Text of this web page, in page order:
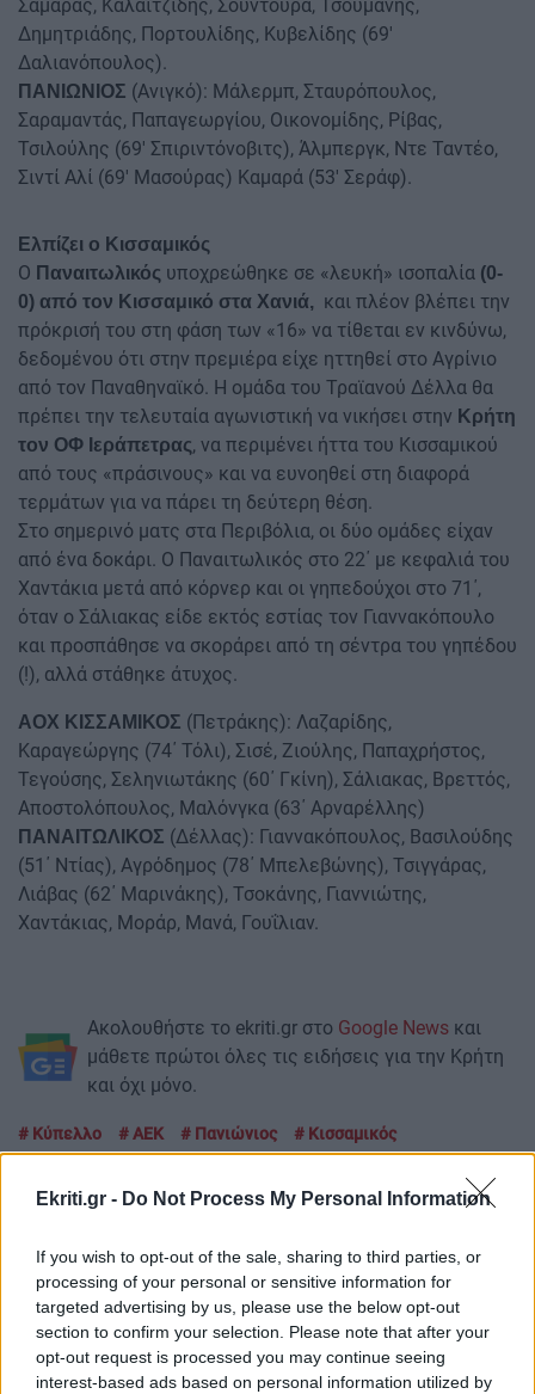
Ekriti.gr - Do Not Process My Personal Information
If you wish to opt-out of the sale, sharing to third parties, or
processing of your personal or sensitive information for
targeted advertising by us, please use the below opt-out
section to confirm your selection. Please note that after your
opt-out request is processed you may continue seeing
interest-based ads based on personal information utilized by
Σαμαράς, Καλαϊτζίδης, Σουντουρά, Τσουμάνης,
Δημητριάδης, Πορτουλίδης, Κυβελίδης (69'
Δαλιανόπουλος).
ΠΑΝΙΩΝΙΟΣ (Ανιγκό): Μάλερμπ, Σταυρόπουλος,
Σαραμαντάς, Παπαγεωργίου, Οικονομίδης, Ρίβας,
Τσιλούλης (69' Σπιριντόνοβιτς), Άλμπεργκ, Ντε Ταντέο,
Σιντί Αλί (69' Μασούρας) Καμαρά (53' Σεράφ).
Ελπίζει ο Κισσαμικός
Ο Παναιτωλικός υποχρεώθηκε σε «λευκή» ισοπαλία (0-
0) από τον Κισσαμικό στα Χανιά, και πλέον βλέπει την
πρόκρισή του στη φάση των «16» να τίθεται εν κινδύνω,
δεδομένου ότι στην πρεμιέρα είχε ηττηθεί στο Αγρίνιο
από τον Παναθηναϊκό. Η ομάδα του Τραϊανού Δέλλα θα
πρέπει την τελευταία αγωνιστική να νικήσει στην Κρήτη
τον ΟΦ Ιεράπετρας, να περιμένει ήττα του Κισσαμικού
από τους «πράσινους» και να ευνοηθεί στη διαφορά
τερμάτων για να πάρει τη δεύτερη θέση.
Στο σημερινό ματς στα Περιβόλια, οι δύο ομάδες είχαν
από ένα δοκάρι. Ο Παναιτωλικός στο 22΄ με κεφαλιά του
Χαντάκια μετά από κόρνερ και οι γηπεδούχοι στο 71΄,
όταν ο Σάλιακας είδε εκτός εστίας τον Γιαννακόπουλο
και προσπάθησε να σκοράρει από τη σέντρα του γηπέδου
(!), αλλά στάθηκε άτυχος.
ΑΟΧ ΚΙΣΣΑΜΙΚΟΣ (Πετράκης): Λαζαρίδης,
Καραγεώργης (74΄ Τόλι), Σισέ, Ζιούλης, Παπαχρήστος,
Τεγούσης, Σεληνιωτάκης (60΄ Γκίνη), Σάλιακας, Βρεττός,
Αποστολόπουλος, Μαλόνγκα (63΄ Αρναρέλλης)
ΠΑΝΑΙΤΩΛΙΚΟΣ (Δέλλας): Γιαννακόπουλος, Βασιλούδης
(51΄ Ντίας), Αγρόδημος (78΄ Μπελεβώνης), Τσιγγάρας,
Λιάβας (62΄ Μαρινάκης), Τσοκάνης, Γιαννιώτης,
Χαντάκιας, Μοράρ, Μανά, Γουΐλιαν.
Ακολουθήστε το ekriti.gr στο Google News και
μάθετε πρώτοι όλες τις ειδήσεις για την Κρήτη
και όχι μόνο.
Κύπελλο ΑΕΚ Πανιώνιος Κισσαμικός
ΡΟΗ ΕΙΔΗΣΕΩΝ
08:23
ΚΡΗΤΗ